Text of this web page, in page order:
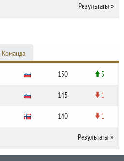
Результаты »
Команда
150 3
145 1
140 1
Результаты »